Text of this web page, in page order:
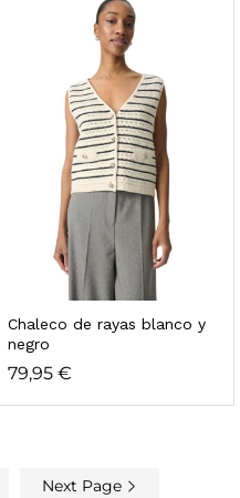
Chaleco de rayas blanco y
negro
79,95 €
Next Page